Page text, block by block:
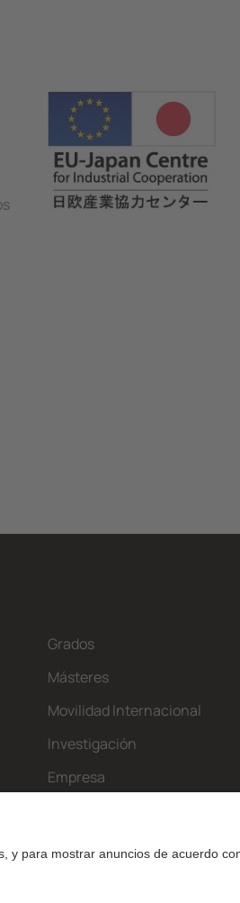
Image
Grados
Másteres
Movilidad Internacional
Investigación
Empresa